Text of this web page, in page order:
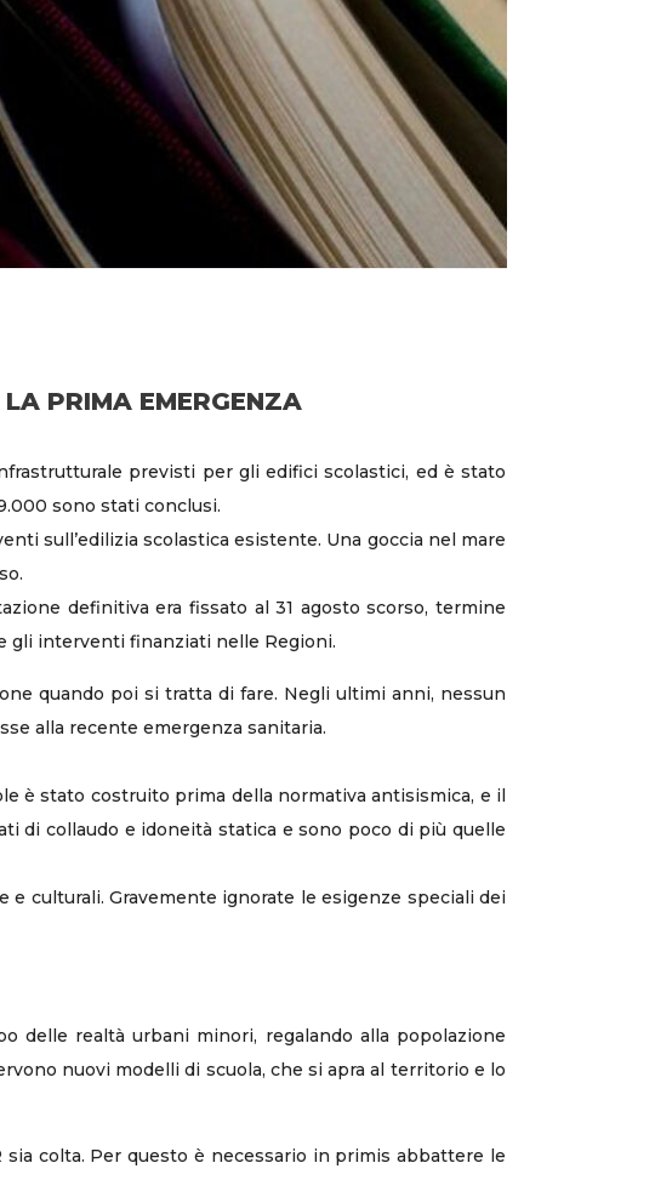
PRIMA EMERGENZA
previsti per gli edifici scolastici, ed è stato
sono stati conclusi.
sull’edilizia scolastica esistente. Una goccia nel mare
definitiva era fissato al 31 agosto scorso, termine
gli interventi finanziati nelle Regioni.
quando poi si tratta di fare. Negli ultimi anni, nessun
alla recente emergenza sanitaria.
è stato costruito prima della normativa antisismica, e il
di collaudo e idoneità statica e sono poco di più quelle
culturali. Gravemente ignorate le esigenze speciali dei
delle realtà urbani minori, regalando alla popolazione
nuovi modelli di scuola, che si apra al territorio e lo
colta. Per questo è necessario in primis abbattere le